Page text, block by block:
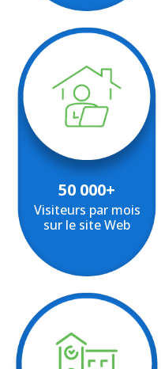
50 000+
Visiteurs par mois
sur le site Web